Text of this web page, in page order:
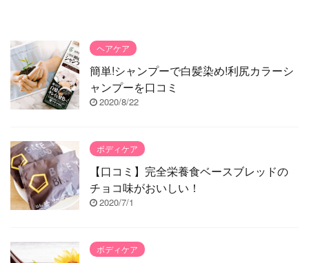
ヘアケア
簡単!シャンプーで白髪染め!利尻カラーシ
ャンプーを口コミ
2020/8/22
ボディケア
【口コミ】完全栄養食ベースブレッドの
チョコ味がおいしい！
2020/7/1
ボディケア